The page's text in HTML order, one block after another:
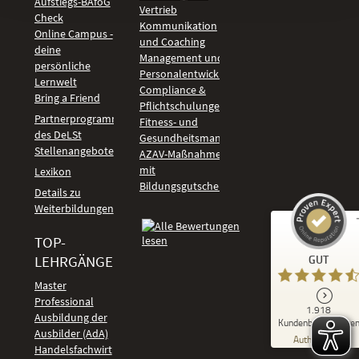
Check
Online Campus -
deine
persönliche
Lernwelt
Bring a Friend
Partnerprogramm
des DeLSt
Stellenangebote
Lexikon
Details zu
Weiterbildungen
TOP-
LEHRGÄNGE
Master
Professional
Ausbildung der
Ausbilder (AdA)
Handelsfachwirt
Vertrieb
Kommunikation
und Coaching
Management und
Personalentwicklung
Compliance &
Pflichtschulungen
Fitness- und
Gesundheitsmanagement
AZAV-Maßnahmen
mit
Bildungsgutschein
GUT
1.918
Kundenbewertungen
Authentizität
Kundenbewertungen und Erfahrungen zu
DeLSt - Deutsches eLearning Studieninstitut
92
%
Empfehlungen auf
ProvenExpert.com